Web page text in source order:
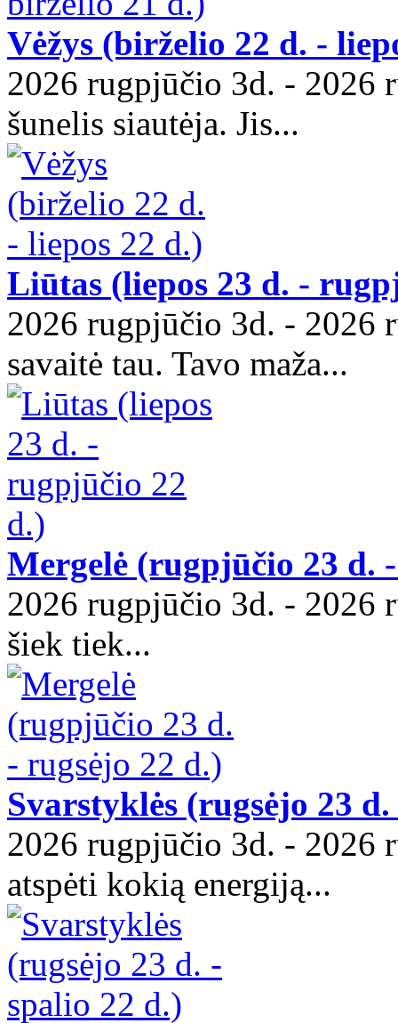
Vėžys (birželio 22 d. -
2026 rugpjūčio 3d. - 2026
šunelis siautėja. Jis...
Liūtas (liepos 23 d. -
2026 rugpjūčio 3d. - 2026
savaitė tau. Tavo maža...
Mergelė (rugpjūčio 23 d.
2026 rugpjūčio 3d. - 2026
šiek tiek...
Svarstyklės (rugsėjo 23
2026 rugpjūčio 3d. - 2026
atspėti kokią energiją...